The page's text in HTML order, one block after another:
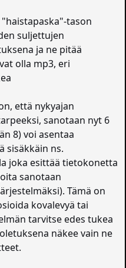
"haistapaska"-tason
suljettujen
ja ne pitää
olla mp3, eri
että nykyajan
sanotaan nyt 6
8) voi asentaa
sisäkkäin ns.
joka esittää tietokonetta
sanotaan
Tämä on
kovalevyä tai
tarvitse edes tukea
näkee vain ne